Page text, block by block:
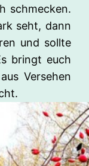
schmecken.
seht, dann
und sollte
bringt euch
Versehen